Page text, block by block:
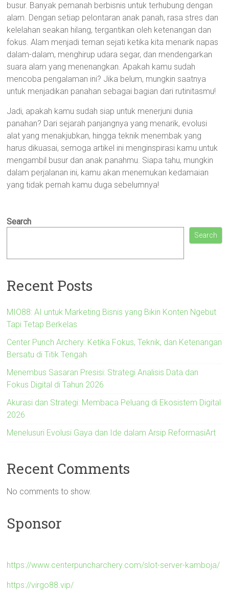
busur. Banyak pemanah berbisnis untuk terhubung dengan
alam. Dengan setiap pelontaran anak panah, rasa stres dan
kelelahan seakan hilang, tergantikan oleh ketenangan dan
fokus. Alam menjadi teman sejati ketika kita menarik napas
dalam-dalam, menghirup udara segar, dan mendengarkan
suara alam yang menenangkan. Apakah kamu sudah
mencoba pengalaman ini? Jika belum, mungkin saatnya
untuk menjadikan panahan sebagai bagian dari rutinitasmu!
Jadi, apakah kamu sudah siap untuk menerjuni dunia
panahan? Dari sejarah panjangnya yang menarik, evolusi
alat yang menakjubkan, hingga teknik menembak yang
harus dikuasai, semoga artikel ini menginspirasi kamu untuk
mengambil busur dan anak panahmu. Siapa tahu, mungkin
dalam perjalanan ini, kamu akan menemukan kedamaian
yang tidak pernah kamu duga sebelumnya!
Search
Search
Recent Posts
MIO88: AI untuk Marketing Bisnis yang Bikin Konten Ngebut
Tapi Tetap Berkelas
Center Punch Archery: Ketika Fokus, Teknik, dan Ketenangan
Bersatu di Titik Tengah
Menembus Sasaran Presisi: Strategi Analisis Data dan
Fokus Digital di Tahun 2026
Akurasi dan Strategi: Membaca Peluang di Ekosistem Digital
2026
Menelusuri Evolusi Gaya dan Ide dalam Arsip ReformasiArt
Recent Comments
No comments to show.
Sponsor
https://www.centerpuncharchery.com/slot-server-kamboja/
https://virgo88.vip/